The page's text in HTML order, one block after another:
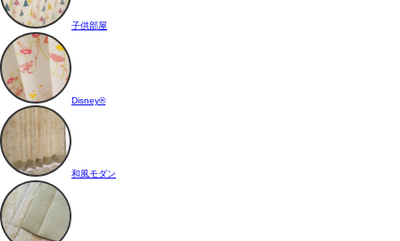
子供部屋
Disney®
和風モダン